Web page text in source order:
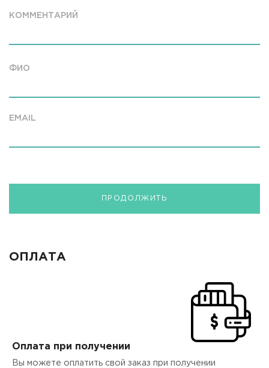
КОММЕНТАРИЙ
ФИО
EMAIL
ПРОДОЛЖИТЬ
ОПЛАТА
Оплата при получении
Вы можете оплатить свой заказ при получении